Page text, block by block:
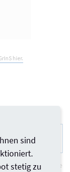
hier.
Account für die
sind
stetig zu